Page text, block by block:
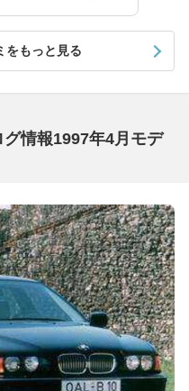
をもっと見る
情報1997年4月モデ